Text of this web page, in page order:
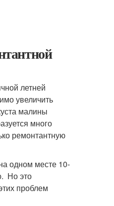
летней
увеличить
малины
много
ремонтантную
одном месте 10-
Но это
проблем